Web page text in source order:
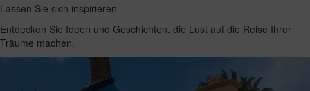
Lassen Sie sich inspirieren
Entdecken Sie Ideen und Geschichten, die Lust auf die Reise Ihrer
Träume machen.